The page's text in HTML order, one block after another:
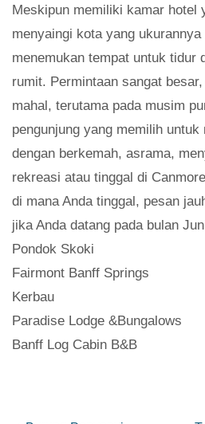
Meskipun memiliki kamar hotel
menyaingi kota yang
menemukan tempat untuk tidur
rumit. Permintaan sangat
mahal, terutama pada musim
pengunjung yang memilih
dengan berkemah, asrama,
rekreasi atau tinggal di
di mana Anda tinggal, pesan
jika Anda datang pada bulan
Pondok Skoki
Fairmont Banff Springs
Kerbau
Paradise Lodge &Bungalows
Banff Log Cabin B&B